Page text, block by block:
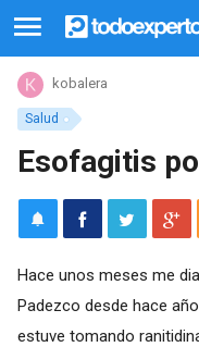
Salud
kobalera
Esofagitis
Hace unos meses me
Padezco desde hace
estuve tomando